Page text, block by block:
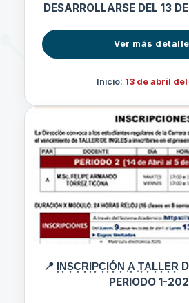
DESARROLLARSE DEL 13
Ver más
Inicio: 13 de abril
📍 I͙N͙S͙C͙R͙I͙P͙C͙I͙Ó͙N͙ ͙A͙ ͙T͙A͙L͙L͙E͙R͙
PERIODO 1-